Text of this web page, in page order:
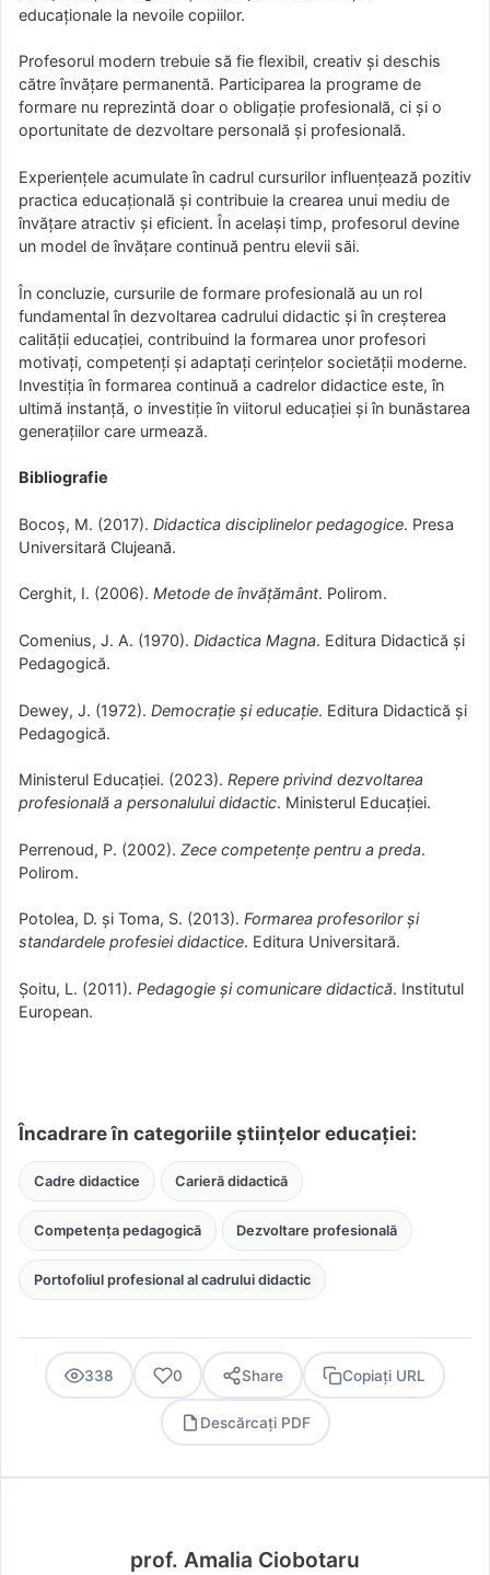
educaționale la nevoile copiilor.
Profesorul modern trebuie să fie flexibil, creativ și deschis
către învățare permanentă. Participarea la programe de
formare nu reprezintă doar o obligație profesională, ci și o
oportunitate de dezvoltare personală și profesională.
Experiențele acumulate în cadrul cursurilor influențează pozitiv
practica educațională și contribuie la crearea unui mediu de
învățare atractiv și eficient. În același timp, profesorul devine
un model de învățare continuă pentru elevii săi.
În concluzie, cursurile de formare profesională au un rol
fundamental în dezvoltarea cadrului didactic și în creșterea
calității educației, contribuind la formarea unor profesori
motivați, competenți și adaptați cerințelor societății moderne.
Investiția în formarea continuă a cadrelor didactice este, în
ultimă instanță, o investiție în viitorul educației și în bunăstarea
generațiilor care urmează.
Bibliografie
Bocoș, M. (2017). Didactica disciplinelor pedagogice. Presa
Universitară Clujeană.
Cerghit, I. (2006). Metode de învățământ. Polirom.
Comenius, J. A. (1970). Didactica Magna. Editura Didactică și
Pedagogică.
Dewey, J. (1972). Democrație și educație. Editura Didactică și
Pedagogică.
Ministerul Educației. (2023). Repere privind dezvoltarea
profesională a personalului didactic. Ministerul Educației.
Perrenoud, P. (2002). Zece competențe pentru a preda.
Polirom.
Potolea, D. și Toma, S. (2013). Formarea profesorilor și
standardele profesiei didactice. Editura Universitară.
Șoitu, L. (2011). Pedagogie și comunicare didactică. Institutul
European.
Încadrare în categoriile științelor educației:
Cadre didactice Carieră didactică
Competența pedagogică Dezvoltare profesională
Portofoliul profesional al cadrului didactic
338 0 Share Copiați URL
Descărcați PDF
prof. Amalia Ciobotaru